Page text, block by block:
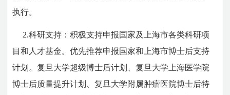
执行。
2.科研支持：积极支持申报国家及上海市各类科研项
目和人才基金。优先推荐申报国家和上海市博士后支持
计划。复旦大学超级博士后计划、复旦大学上海医学院
博士后质量提升计划、复旦大学附属肿瘤医院博士后特